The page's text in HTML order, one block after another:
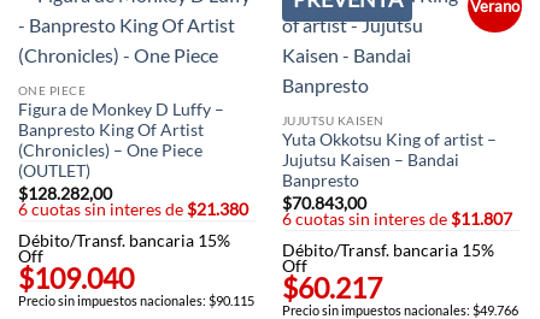
ONE PIECE
Figura de Monkey D Luffy –
Banpresto King Of Artist
(Chronicles) – One Piece
(OUTLET)
$128.282,00
6 cuotas sin interes de$21.380
Débito/Transf. bancaria 15%
Off
$109.040
Precio sin impuestos nacionales: $90.115
Verano
JUJUTSU KAISEN
Yuta Okkotsu King of artist –
Jujutsu Kaisen – Bandai
Banpresto
$70.843,00
6 cuotas sin interes de$11.807
Débito/Transf. bancaria 15%
Off
$60.217
Precio sin impuestos nacionales: $49.766